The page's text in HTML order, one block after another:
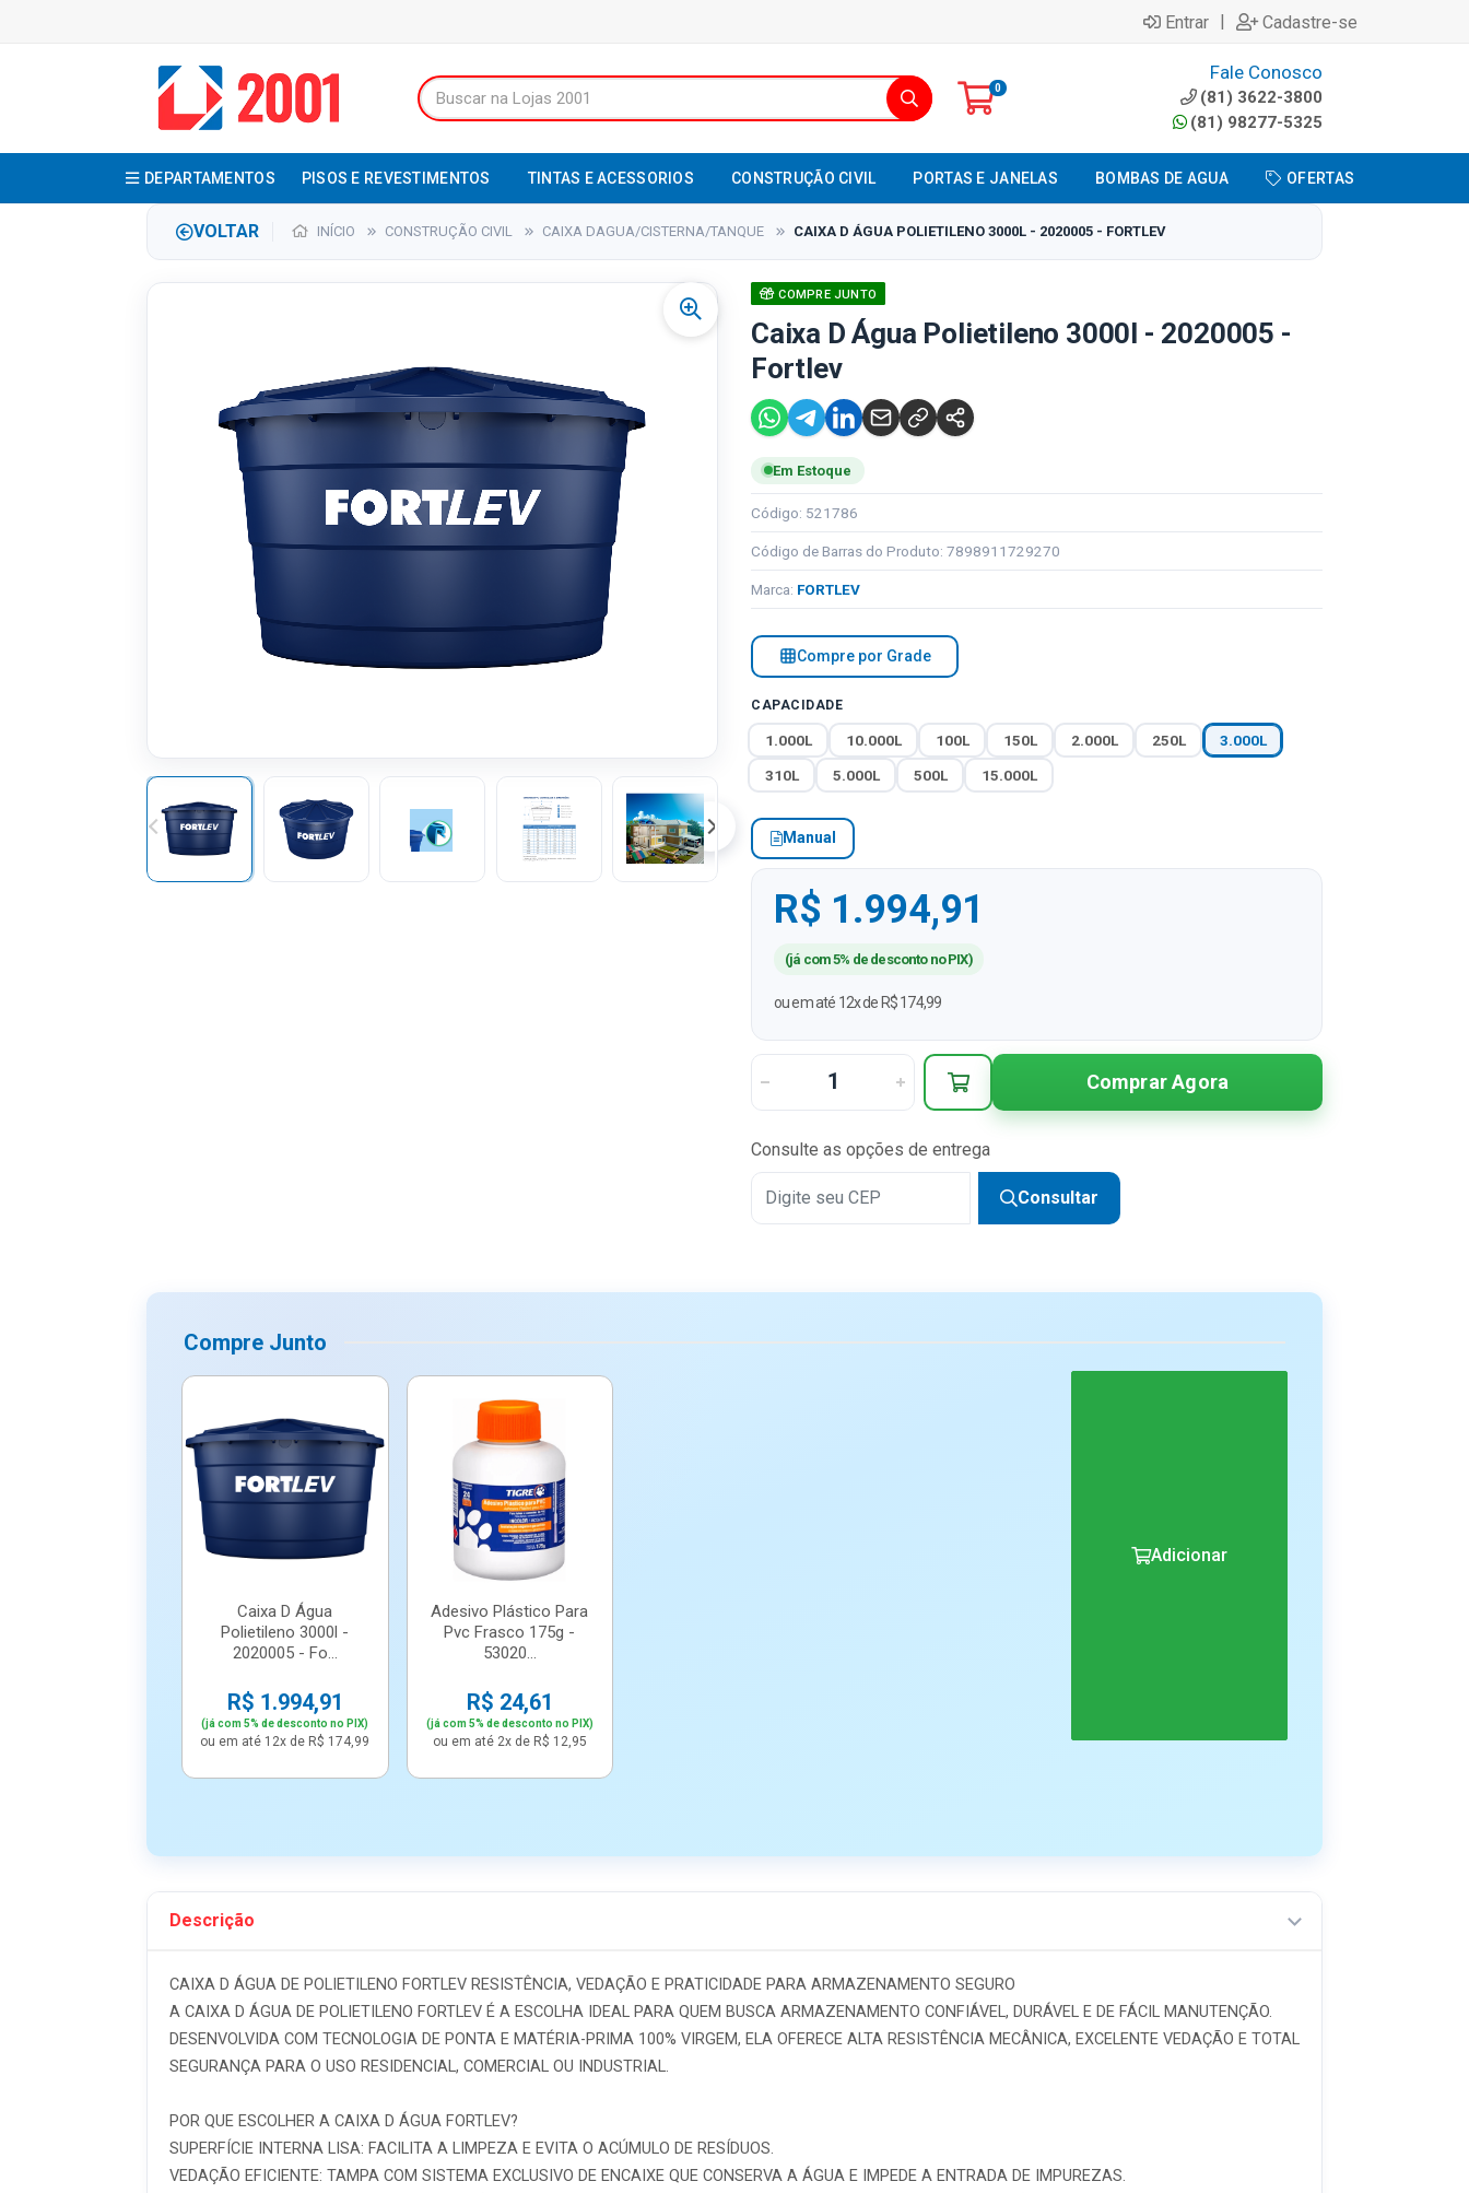
Entrar | Cadastre-se
0
Fale Conosco
(81) 3622-3800
(81) 98277-5325
DEPARTAMENTOS PISOS E REVESTIMENTOS TINTAS E ACESSORIOS CONSTRUÇÃO CIVIL PORTAS E JANELAS BOMBAS DE AGUA OFERTAS
VOLTAR INÍCIO CONSTRUÇÃO CIVIL CAIXA DAGUA/CISTERNA/TANQUE CAIXA D ÁGUA POLIETILENO 3000L - 2020005 - FORTLEV
COMPRE JUNTO
Caixa D Água Polietileno 3000l - 2020005 -
Fortlev
Em Estoque
Código: 521786
Código de Barras do Produto: 7898911729270
Marca: FORTLEV
Compre por Grade
CAPACIDADE
1.000L 10.000L 100L 150L 2.000L 250L
3.000L
310L
5.000L 500L 15.000L
Manual
R$ 1.994,91
(já com 5% de desconto no PIX)
ou em até 12x de R$ 174,99
Comprar Agora
Consulte as opções de entrega
Consultar
Compre Junto
Caixa D Água
Polietileno 3000l -
2020005 - Fo...
R$ 1.994,91
(já com 5% de desconto no PIX)
ou em até 12x de R$ 174,99
Adesivo Plástico Para
Pvc Frasco 175g -
53020...
R$ 24,61
(já com 5% de desconto no PIX)
ou em até 2x de R$ 12,95
Adicionar
Descrição
CAIXA D ÁGUA DE POLIETILENO FORTLEV RESISTÊNCIA, VEDAÇÃO E PRATICIDADE PARA ARMAZENAMENTO SEGURO
A CAIXA D ÁGUA DE POLIETILENO FORTLEV É A ESCOLHA IDEAL PARA QUEM BUSCA ARMAZENAMENTO CONFIÁVEL, DURÁVEL E DE FÁCIL MANUTENÇÃO.
DESENVOLVIDA COM TECNOLOGIA DE PONTA E MATÉRIA-PRIMA 100% VIRGEM, ELA OFERECE ALTA RESISTÊNCIA MECÂNICA, EXCELENTE VEDAÇÃO E TOTAL
SEGURANÇA PARA O USO RESIDENCIAL, COMERCIAL OU INDUSTRIAL.
POR QUE ESCOLHER A CAIXA D ÁGUA FORTLEV?
SUPERFÍCIE INTERNA LISA: FACILITA A LIMPEZA E EVITA O ACÚMULO DE RESÍDUOS.
VEDAÇÃO EFICIENTE: TAMPA COM SISTEMA EXCLUSIVO DE ENCAIXE QUE CONSERVA A ÁGUA E IMPEDE A ENTRADA DE IMPUREZAS.